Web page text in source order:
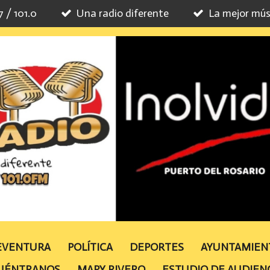
/ 101.0 Una radio diferente La mejor
POLÍTICA DEPORTES